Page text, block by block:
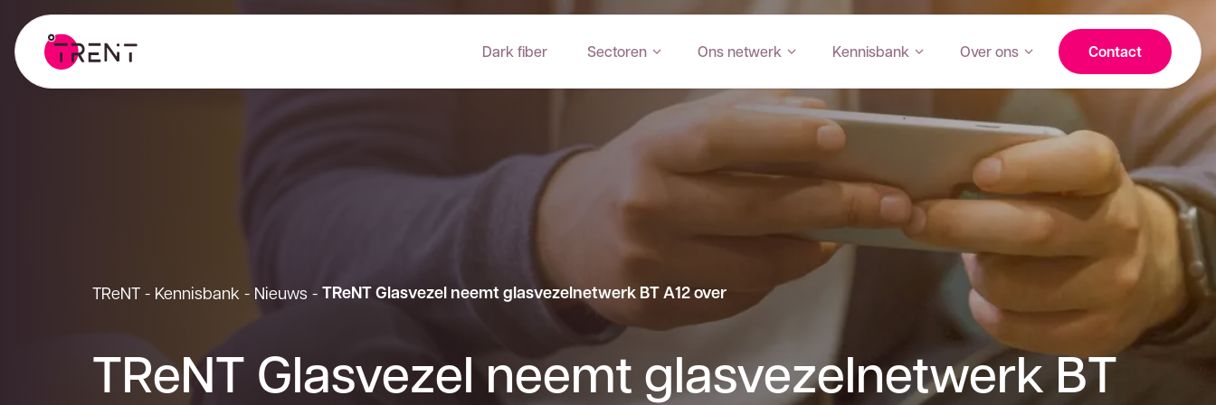
Dark fiber Sectoren Ons netwerk Kennisbank Over ons Contact
TReNT - Kennisbank - Nieuws - TReNT Glasvezel neemt glasvezelnetwerk BT A12 over
TReNT Glasvezel neemt glasvezelnetwerk BT